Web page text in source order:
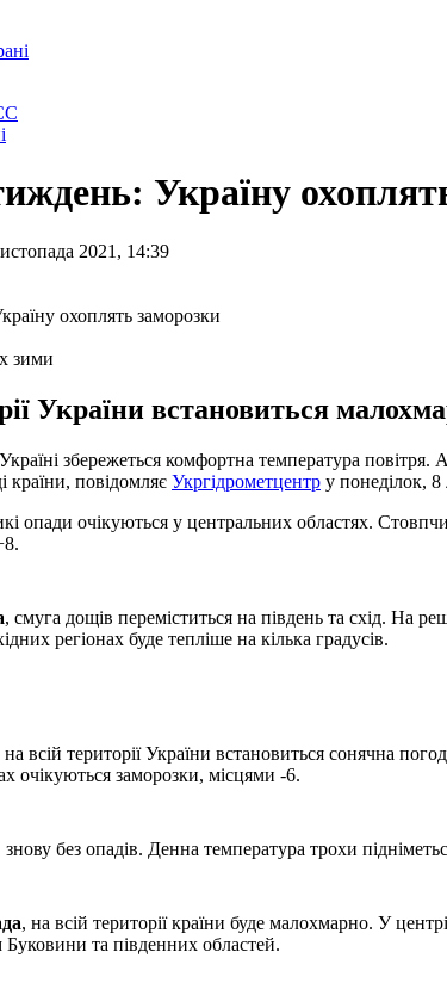
Україну
2021, 14:39
зими
України встановиться
збережеться комфортна температура
країни, повідомляє Укргідрометцентр у понеділок, 8
опади очікуються у центральних областях.
, смуга дощів переміститься на південь та схід. На
регіонах буде тепліше на кілька градусів.
на всій території України встановиться сонячна
очікуються заморозки, місцями -6.
знову без опадів. Денна температура трохи
, на всій території країни буде малохмарно. У
Буковини та південних областей.